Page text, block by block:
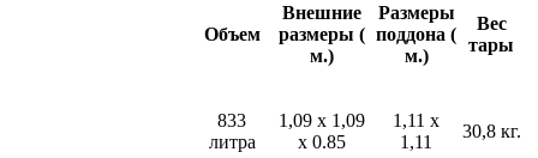
Объем
Внешние
размеры (
м.)
Размеры
поддона (
м.)
Вес
тары
833
литра
1,09 x 1,09
x 0.85
1,11 x
1,11
30,8 кг.